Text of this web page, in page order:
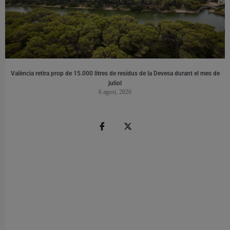
València retira prop de 15.000 litres de residus de la Devesa durant el mes de
juliol
6 agost, 2026